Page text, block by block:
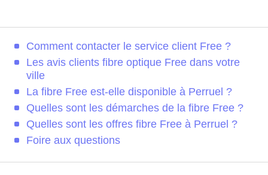
Comment contacter le service client Free ?
Les avis clients fibre optique Free dans votre
ville
La fibre Free est-elle disponible à Perruel ?
Quelles sont les démarches de la fibre Free ?
Quelles sont les offres fibre Free à Perruel ?
Foire aux questions